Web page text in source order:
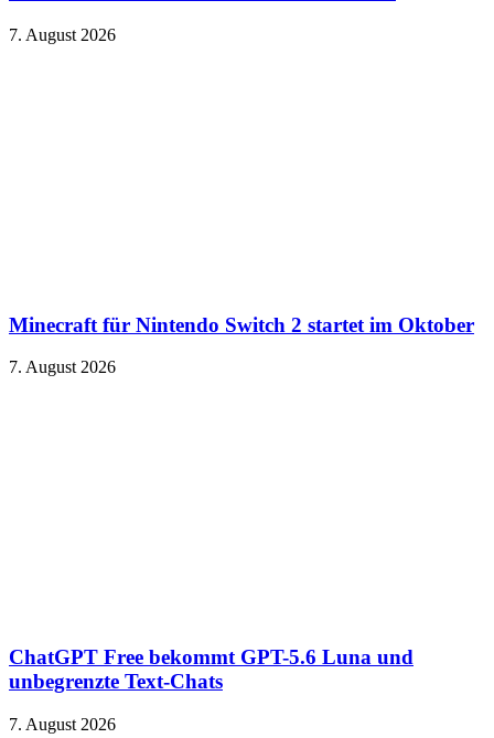
7. August 2026
Minecraft für Nintendo Switch 2 startet im Oktober
7. August 2026
ChatGPT Free bekommt GPT-5.6 Luna und
unbegrenzte Text-Chats
7. August 2026